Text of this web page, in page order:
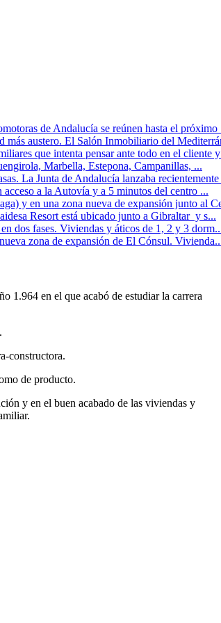
de Andalucía se reúnen hasta el
más austero. El Salón Inmobiliario del
que intenta pensar ante todo en el cliente
Marbella, Estepona, Campanillas, ...
La Junta de Andalucía lanzaba recientemente
a la Autovía y a 5 minutos del centro ...
y en una zona nueva de expansión junto al
Resort está ubicado junto a Gibraltar y s...
dos fases. Viviendas y áticos de 1, 2 y 3
zona de expansión de El Cónsul.
1.964 en el que acabó de estudiar la carrera
constructora.
de producto.
y en el buen acabado de las viviendas y